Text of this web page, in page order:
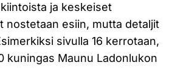
ja keskeiset
nostetaan esiin, mutta detaljit
sivulla 16 kerrotaan,
kuningas Maunu Ladonlukon